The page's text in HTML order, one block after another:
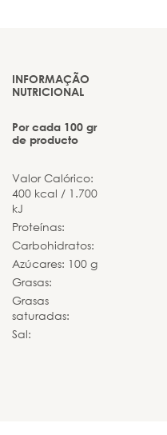
INFORMAÇÃO
NUTRICIONAL
Por cada 100 gr
de producto
Valor Calórico:
400 kcal / 1.700
kJ
Proteínas:
Carbohidratos:
Azúcares: 100 g
Grasas:
Grasas
saturadas:
Sal: